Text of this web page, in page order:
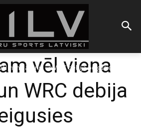
viena avārija un WRC debija beigusies
vēl viena
WRC debija